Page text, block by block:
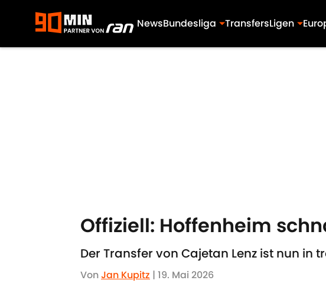
NewsBundesliga TransfersLigen
Offiziell: Hoffenheim
Der Transfer von Cajetan Lenz ist nun in
VonJan Kupitz | 19. Mai 2026